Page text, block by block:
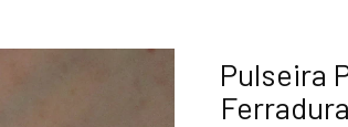
Pulseira